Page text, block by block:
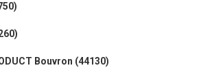
Bouvron (44130)